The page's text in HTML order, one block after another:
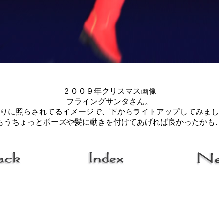
２００９年クリスマス画像
フライングサンタさん。
に照らされてるイメージで、下からライトアップしてみま
うちょっとポーズや髪に動きを付けてあげれば良かったか